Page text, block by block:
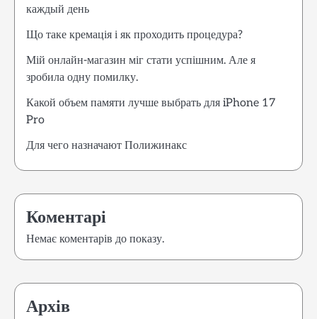
каждый день
Що таке кремація і як проходить процедура?
Мій онлайн-магазин міг стати успішним. Але я
зробила одну помилку.
Какой объем памяти лучше выбрать для iPhone 17
Pro
Для чего назначают Полижинакс
Коментарі
Немає коментарів до показу.
Архів